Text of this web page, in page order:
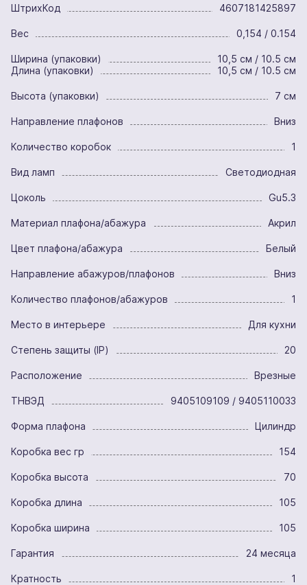
ШтрихКод 4607181425897
Вес 0,154 / 0.154
Ширина (упаковки)
10,5 см / 10.5 см
Длина (упаковки)
10,5 см / 10.5 см
Высота (упаковки) 7 см
Направление плафонов Вниз
Количество коробок 1
Вид ламп Светодиодная
Цоколь Gu5.3
Материал плафона/абажура Акрил
Цвет плафона/абажура Белый
Направление абажуров/плафонов Вниз
Количество плафонов/абажуров 1
Место в интерьере Для кухни
Степень защиты (IP) 20
Расположение Врезные
ТНВЭД 9405109109 / 9405110033
Форма плафона Цилиндр
Коробка вес гр 154
Коробка высота 70
Коробка длина 105
Коробка ширина 105
Гарантия 24 месяца
Кратность 1